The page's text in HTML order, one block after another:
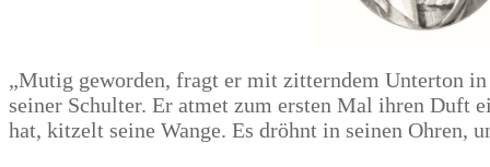
„Mutig geworden, fragt er mit zitterndem Unterton
seiner Schulter. Er atmet zum ersten Mal ihren Duft
hat, kitzelt seine Wange. Es dröhnt in seinen Ohren,